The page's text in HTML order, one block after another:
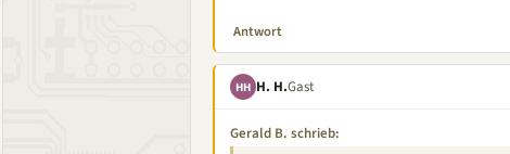
Antwort
HH H. H.Gast
Gerald B. schrieb: